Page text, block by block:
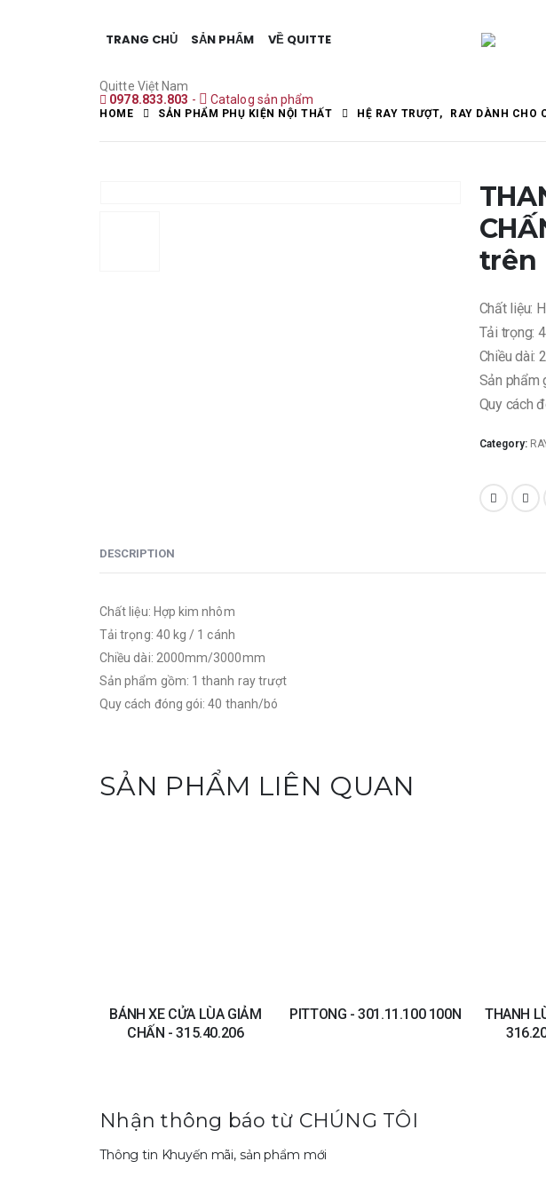
TRANG CHỦ SẢN PHẨM VỀ QUITTE
Quitte Việt Nam
0978.833.803 - Catalog sản phẩm
HOME SẢN PHẨM PHỤ KIỆN NỘI THẤT HỆ RAY TRƯỢT, RAY DÀNH CHO
trên
Chất liệu:
Tải trọng:
Chiều dài:
Sản phẩm
Quy cách
Category:
DESCRIPTION
Chất liệu: Hợp kim nhôm
Tải trọng: 40 kg / 1 cánh
Chiều dài: 2000mm/3000mm
Sản phẩm gồm: 1 thanh ray trượt
Quy cách đóng gói: 40 thanh/bó
SẢN PHẨM LIÊN QUAN
BÁNH XE CỬA LÙA GIẢM
CHẤN - 315.40.206
PITTONG - 301.11.100 100N
THANH
Nhận thông báo từ CHÚNG TÔI
Thông tin Khuyến mãi, sản phẩm mới